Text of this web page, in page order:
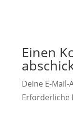
Einen
Deine E-
Erforderliche